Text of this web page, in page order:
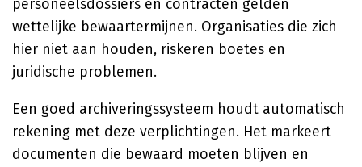
personeelsdossiers en contracten gelden
wettelijke bewaartermijnen. Organisaties die zich
hier niet aan houden, riskeren boetes en
juridische problemen.
Een goed archiveringssysteem houdt automatisch
rekening met deze verplichtingen. Het markeert
documenten die bewaard moeten blijven en